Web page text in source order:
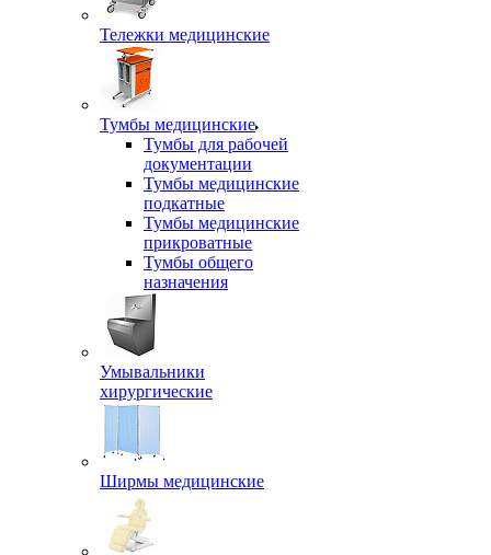
Тележки медицинские
Тумбы медицинские
Тумбы для рабочей
документации
Тумбы медицинские
подкатные
Тумбы медицинские
прикроватные
Тумбы общего
назначения
Умывальники
хирургические
Ширмы медицинские